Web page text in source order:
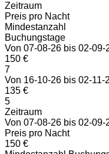
Zeitraum
Preis pro Nacht
Mindestanzahl
Buchungstage
Von 07-08-26 bis 02-09-
150 €
7
Von 16-10-26 bis 02-11-
135 €
5
Zeitraum
Von 07-08-26 bis 02-09-
Preis pro Nacht
150 €